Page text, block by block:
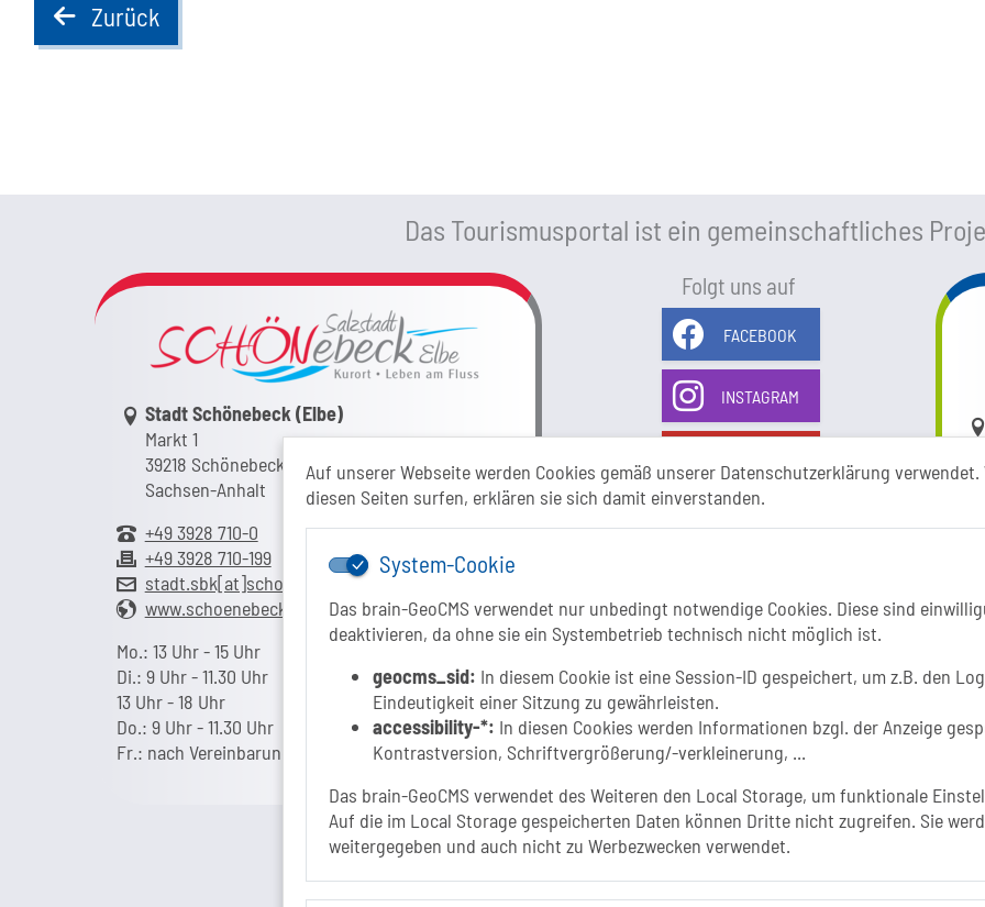
Auf unserer Webseite werden Cookies gemäß unserer Datenschutzerklärung verwendet.
diesen Seiten surfen, erklären sie sich damit einverstanden.
System-Cookie
Das brain-GeoCMS verwendet nur unbedingt notwendige Cookies. Diese sind
deaktivieren, da ohne sie ein Systembetrieb technisch nicht möglich ist.
geocms_sid: In diesem Cookie ist eine Session-ID gespeichert, um z.B. den
Eindeutigkeit einer Sitzung zu gewährleisten.
accessibility-*: In diesen Cookies werden Informationen bzgl. der Anzeige
Kontrastversion, Schriftvergrößerung/-verkleinerung, ...
Das brain-GeoCMS verwendet des Weiteren den Local Storage, um funktionale
Auf die im Local Storage gespeicherten Daten können Dritte nicht zugreifen. Sie
weitergegeben und auch nicht zu Werbezwecken verwendet.
backZurück
Das Tourismusportal ist ein gemeinschaftliches
Link zur Google-Maps Navigation
Stadt Schönebeck (Elbe)
Markt 1
39218 Schönebeck (Elbe)
Sachsen-Anhalt
+49 3928 710-0
+49 3928 710-199
stadt.sbk[at]schoenebeck-elbe.de
www.schoenebeck.de
Mo.: 13 Uhr - 15 Uhr
Di.: 9 Uhr - 11.30 Uhr
13 Uhr - 18 Uhr
Do.: 9 Uhr - 11.30 Uhr
Fr.: nach Vereinbarung
Folgt uns auf
FACEBOOK
INSTAGRAM